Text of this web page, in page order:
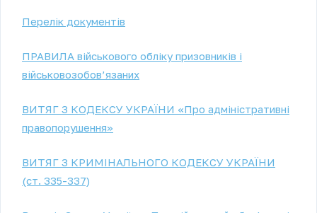
Перелік документів
ПРАВИЛА військового обліку призовників і
військовозобов’язаних
ВИТЯГ З КОДЕКСУ УКРАЇНИ «Про адміністративні
правопорушення»
ВИТЯГ З КРИМІНАЛЬНОГО КОДЕКСУ УКРАЇНИ
(ст. 335-337)